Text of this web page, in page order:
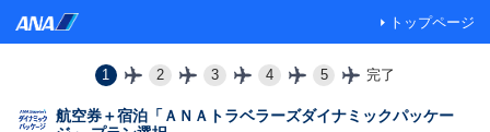
トップページ
1 2 3 4 5 完了
航空券＋宿泊「ＡＮＡトラベラーズダイナミックパッケー